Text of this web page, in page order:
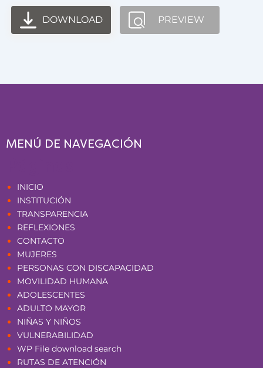
DOWNLOAD PREVIEW
MENÚ DE NAVEGACIÓN
INICIO
INSTITUCIÓN
TRANSPARENCIA
REFLEXIONES
CONTACTO
MUJERES
PERSONAS CON DISCAPACIDAD
MOVILIDAD HUMANA
ADOLESCENTES
ADULTO MAYOR
NIÑAS Y NIÑOS
VULNERABILIDAD
WP File download search
RUTAS DE ATENCIÓN